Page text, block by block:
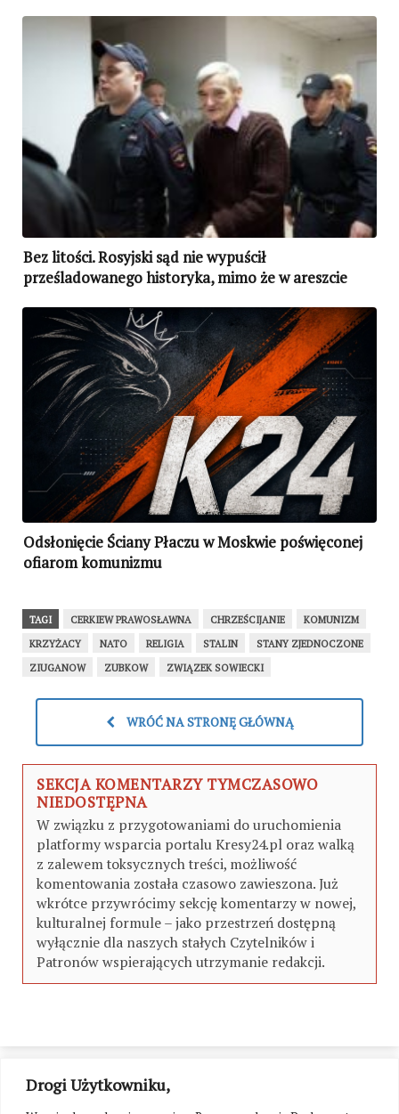
Drogi Użytkowniku,
Bez litości. Rosyjski sąd nie wypuścił
prześladowanego historyka, mimo że w areszcie
Odsłonięcie Ściany Płaczu w Moskwie poświęconej
ofiarom komunizmu
TAGI CERKIEW PRAWOSŁAWNA CHRZEŚCIJANIE
KOMUNIZM
KRZYŻACY
NATO RELIGIA STALIN
STANY ZJEDNOCZONE
ZIUGANOW
ZUBKOW ZWIĄZEK SOWIECKI
WRÓĆ NA STRONĘ GŁÓWNĄ
SEKCJA KOMENTARZY TYMCZASOWO
NIEDOSTĘPNA
W związku z przygotowaniami do uruchomienia
platformy wsparcia portalu Kresy24.pl oraz walką
z zalewem toksycznych treści, możliwość
komentowania została czasowo zawieszona. Już
wkrótce przywrócimy sekcję komentarzy w nowej,
kulturalnej formule – jako przestrzeń dostępną
wyłącznie dla naszych stałych Czytelników i
Patronów wspierających utrzymanie redakcji.